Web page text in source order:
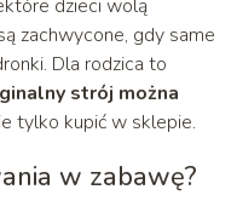
dzieci wolą
zachwycone, gdy same
Dla rodzica to
strój można
tylko kupić w sklepie.
w zabawę?